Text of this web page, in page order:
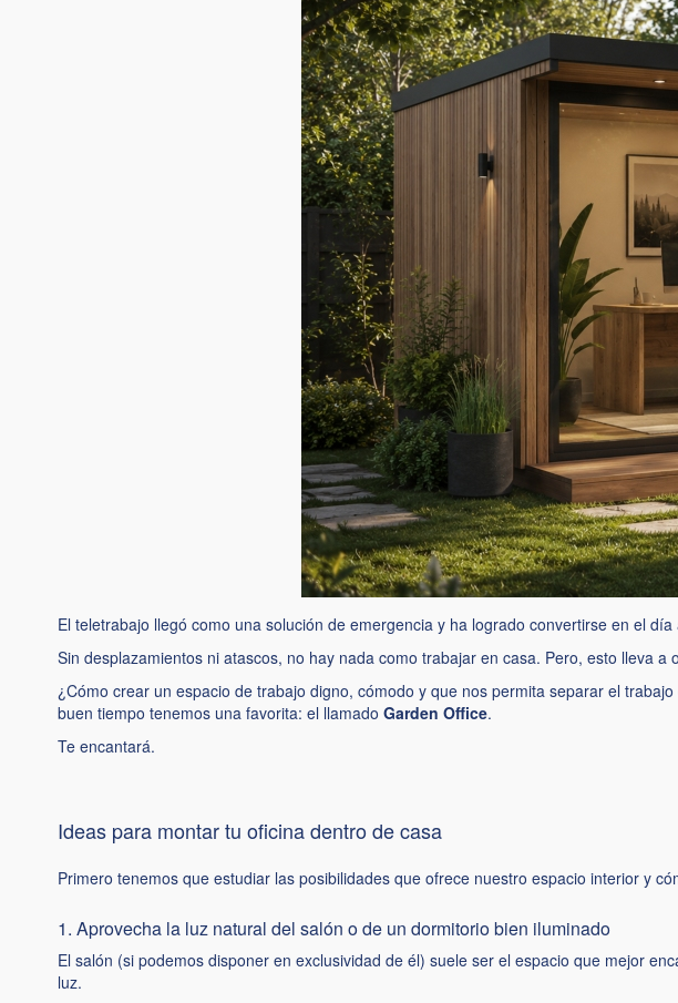
El teletrabajo llegó como una solución de emergencia y ha logrado convertirse en el
Sin desplazamientos ni atascos, no hay nada como trabajar en casa. Pero, esto lleva
¿Cómo crear un espacio de trabajo digno, cómodo y que nos permita separar el
buen tiempo tenemos una favorita: el llamado Garden Office.
Te encantará.
Ideas para montar tu oficina dentro de casa
Primero tenemos que estudiar las posibilidades que ofrece nuestro espacio interior y
1. Aprovecha la luz natural del salón o de un dormitorio bien iluminado
El salón (si podemos disponer en exclusividad de él) suele ser el espacio que mejor
luz.